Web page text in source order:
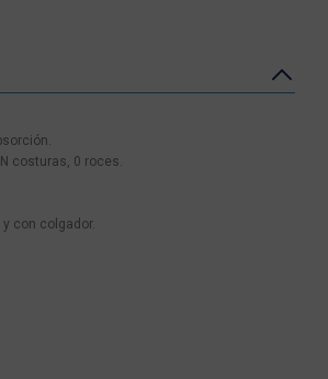
costuras, 0 roces.
con colgador.